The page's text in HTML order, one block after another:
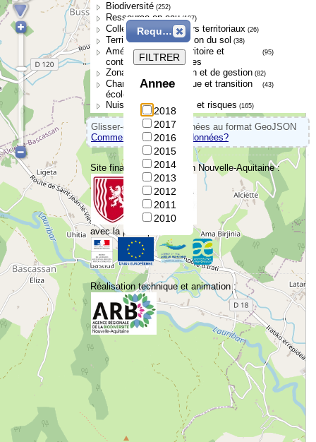
Biodiversité (252)
Ressource en eau (107)
Collectivités et acteurs territoriaux (26)
Territoires et occupation du sol (38)
Aménagement du territoire et
continuités écologiques
(95)
Zonages de protection et de gestion (82)
Changement climatique et transition
écologique
(43)
Nuisances, pressions et risques (165)
Glisser-déposer vos données au format GeoJSON
Comment convertir vos données?
Site financé par la Région Nouvelle-Aquitaine :
avec la participation de :
Réalisation technique et animation :
Requête
Annee
2018
2017
2016
2015
2014
2013
2012
2011
2010
FILTRER